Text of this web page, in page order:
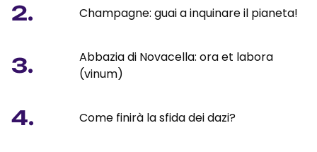
2. Champagne: guai a inquinare il pianeta!
3.
Abbazia di Novacella: ora et labora
(vinum)
4. Come finirà la sfida dei dazi?